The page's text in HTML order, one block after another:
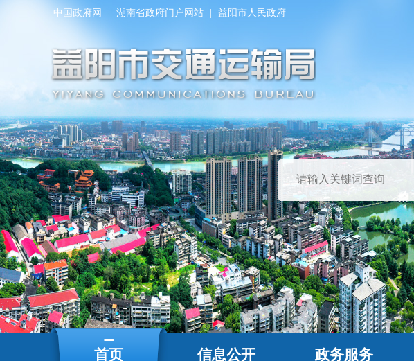
中国政府网 湖南省政府门户网站 益阳市人民政府
首页 信息公开 政务服务